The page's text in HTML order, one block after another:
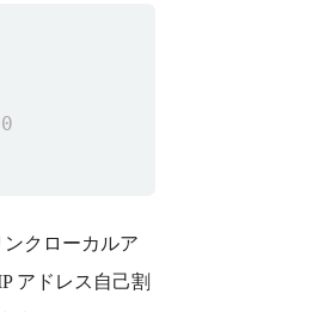
クローカルア
アドレス自己割